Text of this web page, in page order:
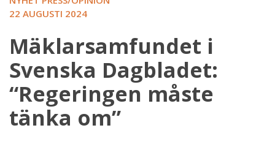
22 AUGUSTI 2024
Mäklarsamfundet i
Svenska Dagbladet:
“Regeringen måste
tänka om”